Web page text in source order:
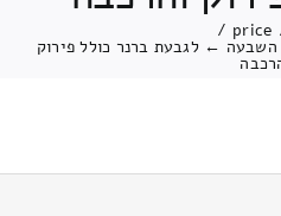
price
/
← לגבעת ברנר כולל פירוק